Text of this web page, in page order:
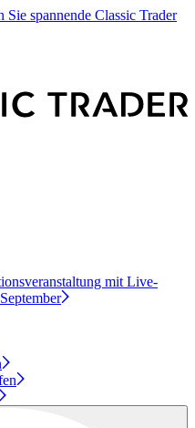
Sie spannende Classic Trader
mit Live-